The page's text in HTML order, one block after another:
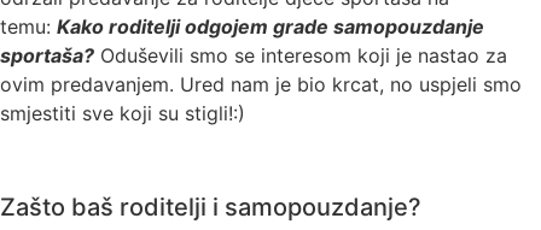
temu: Kako roditelji odgojem grade samopouzdanje
sportaša? Oduševili smo se interesom koji je nastao za
ovim predavanjem. Ured nam je bio krcat, no uspjeli smo
smjestiti sve koji su stigli!:)
Zašto baš roditelji i samopouzdanje?